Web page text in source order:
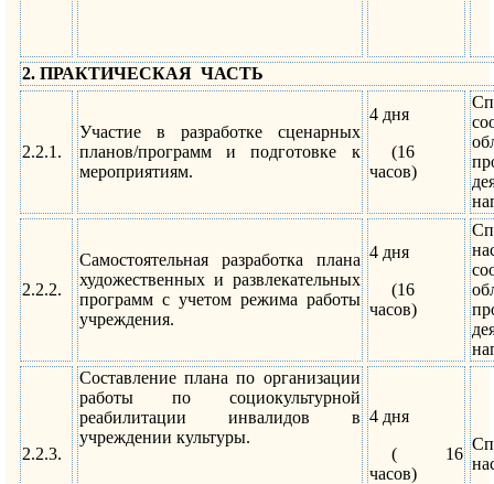
2. ПРАКТИЧЕСКАЯ ЧАСТЬ
2.2.1.
Участие в разработке сценарных
планов/программ и подготовке к
мероприятиям.
4 дня
(16
часов)
2.2.2.
Самостоятельная разработка плана
художественных и развлекательных
программ с учетом режима работы
учреждения.
4 дня
(16
часов)
2.2.3.
Составление плана по организации
работы по социокультурной
реабилитации инвалидов в
учреждении культуры.
4 дня
( 16
часов)